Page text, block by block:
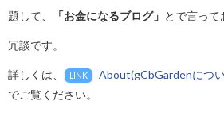
題して、 「お金になるブログ」 とで言って
冗談です。
詳しくは、 LINK About(gCbGardenにつ
でご覧ください。